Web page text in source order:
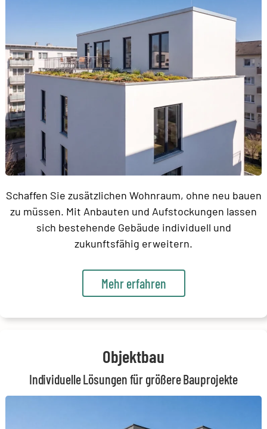
Schaffen Sie zusätzlichen Wohnraum, ohne neu bauen
zu müssen. Mit Anbauten und Aufstockungen lassen
sich bestehende Gebäude individuell und
zukunftsfähig erweitern.
Mehr erfahren
Objektbau
Individuelle Lösungen für größere Bauprojekte